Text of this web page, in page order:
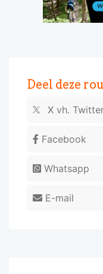
Deel deze
X vh.
Facebook
Whatsapp
E-mail